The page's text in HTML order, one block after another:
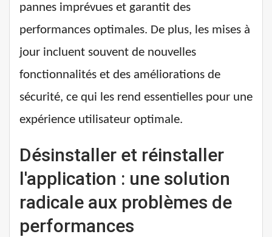
pannes imprévues et garantit des
performances optimales. De plus, les mises à
jour incluent souvent de nouvelles
fonctionnalités et des améliorations de
sécurité, ce qui les rend essentielles pour une
expérience utilisateur optimale.
Désinstaller et réinstaller
l'application : une solution
radicale aux problèmes de
performances